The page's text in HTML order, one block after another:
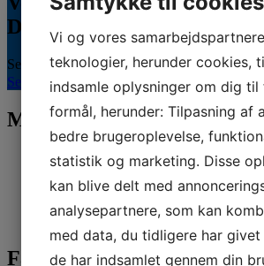
Dyrehospital
Se stillingsopslaget her...
Se hele kalenderen
Mød vores sponsorer
Fandt du ikke det, du søgte,
Vi og vores
teknologier, herunder cookies,
indsamle oplysninger om dig
formål, herunder: Tilpasning af
bedre brugeroplevelse,
statistik og marketing. Disse
kan blive delt med
analysepartnere, som kan
med data, du tidligere har
de har indsamlet gennem din